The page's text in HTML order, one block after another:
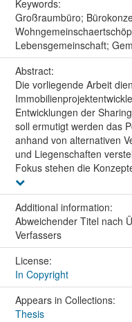
Keywords:
Großraumbüro;
Lebensgemeinschaft;
Abstract:
Die vorliegende Arbeit
Entwicklungen der
soll ermutigt werden das
anhand von alternativen
und Liegenschaften
Fokus stehen die
Additional information:
Abweichender Titel nach
Verfassers
License:
In Copyright
Appears in Collections:
Thesis